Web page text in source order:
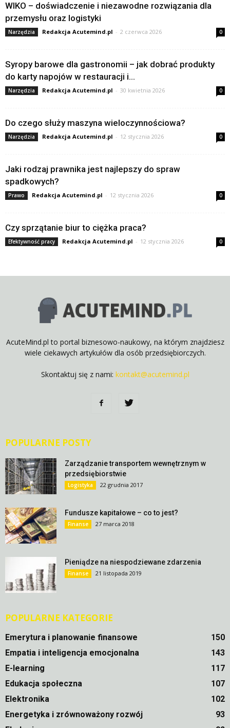
WIKO – doświadczenie i niezawodne rozwiązania dla
przemysłu oraz logistyki
Narzędzia Redakcja Acutemind.pl - 2 czerwca 2026 0
Syropy barowe dla gastronomii – jak dobrać produkty
do karty napojów w restauracji i...
Narzędzia Redakcja Acutemind.pl - 30 kwietnia 2026 0
Do czego służy maszyna wieloczynnościowa?
Narzędzia Redakcja Acutemind.pl - 12 stycznia 2026 0
Jaki rodzaj prawnika jest najlepszy do spraw
spadkowych?
Prawo Redakcja Acutemind.pl - 12 stycznia 2026 0
Czy sprzątanie biur to ciężka praca?
Efektywność pracy Redakcja Acutemind.pl - 12 stycznia 2026 0
AcuteMind.pl to portal biznesowo-naukowy, na którym znajdziesz
wiele ciekawych artykułów dla osób przedsiębiorczych.
Skontaktuj się z nami: kontakt@acutemind.pl
POPULARNE POSTY
Zarządzanie transportem wewnętrznym w
przedsiębiorstwie
Logistyka 22 grudnia 2017
Fundusze kapitałowe – co to jest?
Finanse 27 marca 2018
Pieniądze na niespodziewane zdarzenia
Finanse 21 listopada 2019
POPULARNE KATEGORIE
Emerytura i planowanie finansowe
150
Empatia i inteligencja emocjonalna
143
E-learning
117
Edukacja społeczna
107
Elektronika
102
Energetyka i zrównoważony rozwój
93